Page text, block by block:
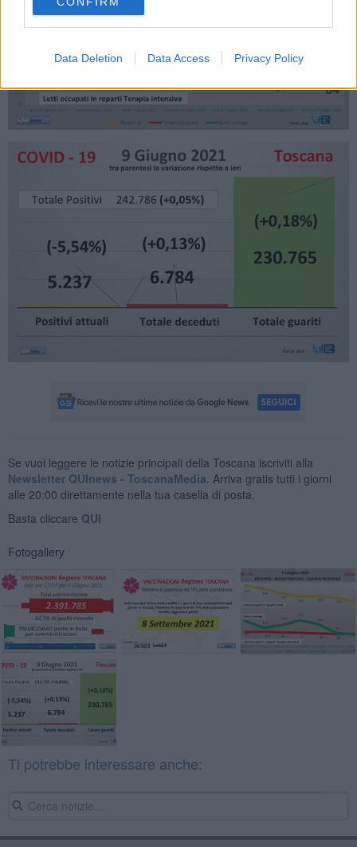
Data Deletion Data Access Privacy Policy
Se vuoi leggere le notizie principali della Toscana iscriviti alla
Newsletter QUInews - ToscanaMedia. Arriva gratis tutti i giorni
alle 20:00 direttamente nella tua casella di posta.
Basta cliccare QUI
Fotogallery
Ti potrebbe interessare anche: